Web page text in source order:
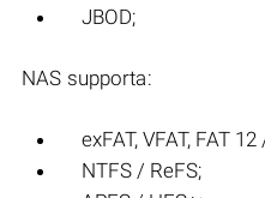
JBOD;
NAS supporta:
exFAT, VFAT, FAT
NTFS / ReFS;